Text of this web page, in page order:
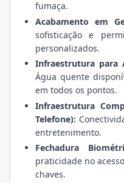
fumaça.
Acabamento em
sofisticação e
personalizados.
Infraestrutura para
Água quente
em todos os pontos.
Infraestrutura
Telefone):
entretenimento.
Fechadura
praticidade no
chaves.